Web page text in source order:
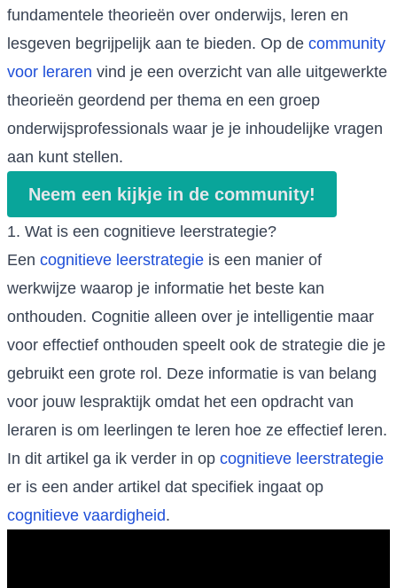
fundamentele theorieën over onderwijs, leren en
lesgeven begrijpelijk aan te bieden. Op de community
voor leraren vind je een overzicht van alle uitgewerkte
theorieën geordend per thema en een groep
onderwijsprofessionals waar je je inhoudelijke vragen
aan kunt stellen.
Neem een kijkje in de community!
1. Wat is een cognitieve leerstrategie?
Een cognitieve leerstrategie is een manier of
werkwijze waarop je informatie het beste kan
onthouden. Cognitie alleen over je intelligentie maar
voor effectief onthouden speelt ook de strategie die je
gebruikt een grote rol. Deze informatie is van belang
voor jouw lespraktijk omdat het een opdracht van
leraren is om leerlingen te leren hoe ze effectief leren.
In dit artikel ga ik verder in op cognitieve leerstrategie
er is een ander artikel dat specifiek ingaat op
cognitieve vaardigheid.